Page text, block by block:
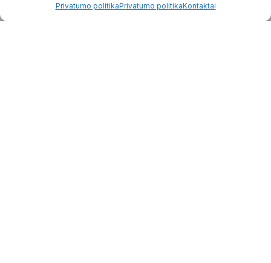
Privatumo politikaPrivatumo politikaKontaktai
Naujienos